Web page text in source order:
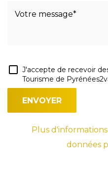
J'accepte de recevoir
Tourisme de
Plus
données